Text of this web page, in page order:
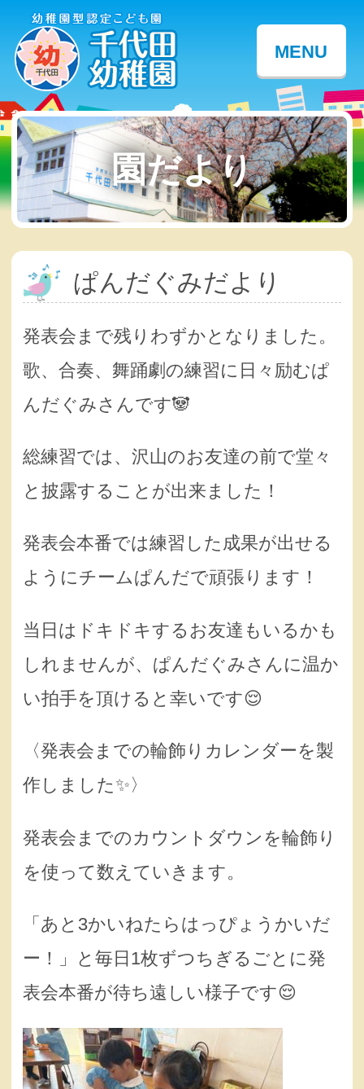
MENU
園だより
ぱんだぐみだより
発表会まで残りわずかとなりました。
歌、合奏、舞踊劇の練習に日々励むぱ
んだぐみさんです🐼
総練習では、沢山のお友達の前で堂々
と披露することが出来ました！
発表会本番では練習した成果が出せる
ようにチームぱんだで頑張ります！
当日はドキドキするお友達もいるかも
しれませんが、ぱんだぐみさんに温か
い拍手を頂けると幸いです😌
〈発表会までの輪飾りカレンダーを製
作しました✨〉
発表会までのカウントダウンを輪飾り
を使って数えていきます。
「あと3かいねたらはっぴょうかいだ
ー！」と毎日1枚ずつちぎるごとに発
表会本番が待ち遠しい様子です😌